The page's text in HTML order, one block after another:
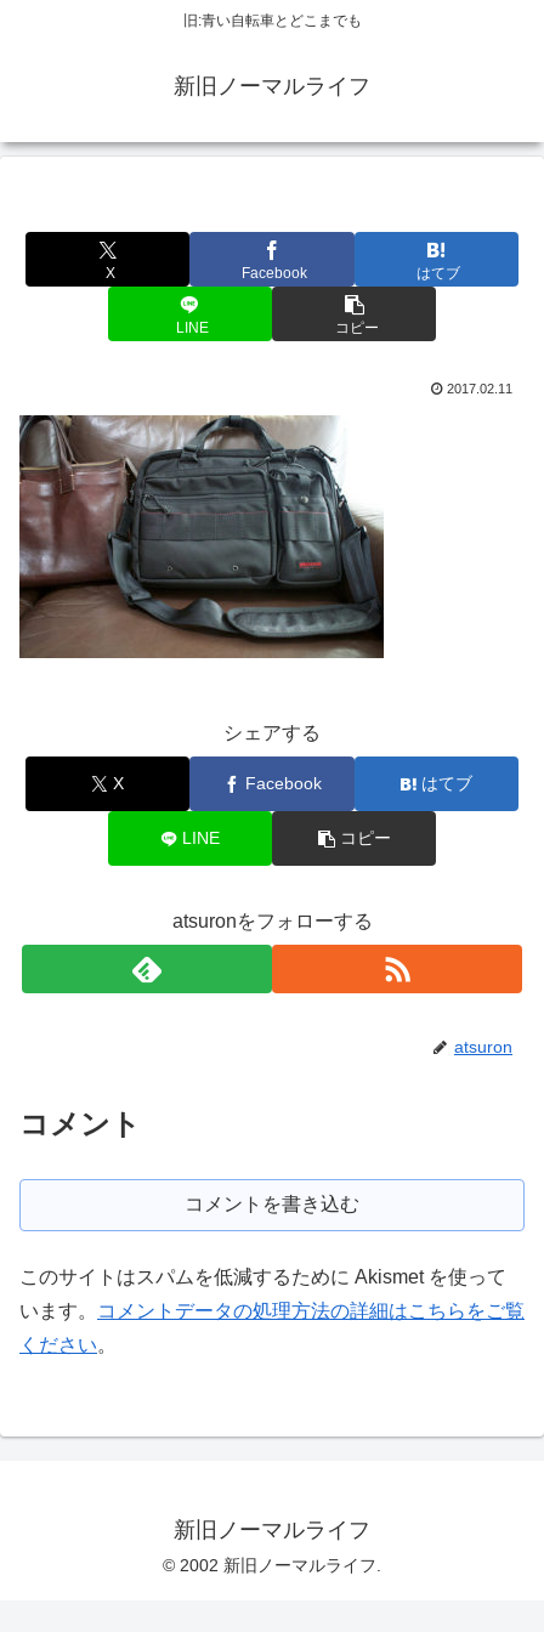
旧:青い自転車とどこまでも
新旧ノーマルライフ
X Facebook はてブ
LINE コピー
2017.02.11
シェアする
X Facebook はてブ
LINE コピー
atsuronをフォローする
atsuron
コメント
コメントを書き込む
このサイトはスパムを低減するために Akismet を使って
います。
コメントデータの処理方法の詳細はこちらをご覧
ください。
新旧ノーマルライフ
© 2002 新旧ノーマルライフ.